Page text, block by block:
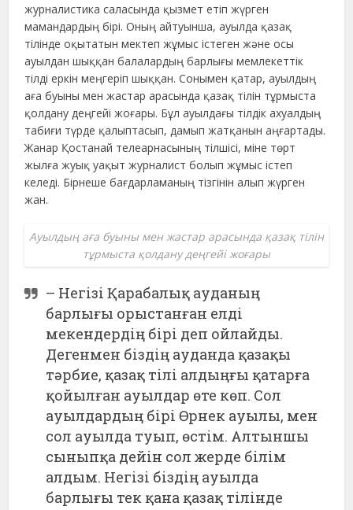
журналистика саласында қызмет етіп жүрген
мамандардың бірі. Оның айтуынша, ауылда қазақ
тілінде оқытатын мектеп жұмыс істеген және осы
ауылдан шыққан балалардың барлығы мемлекеттік
тілді еркін меңгеріп шыққан. Сонымен қатар, ауылдың
аға буыны мен жастар арасында қазақ тілін тұрмыста
қолдану деңгейі жоғары. Бұл ауылдағы тілдік ахуалдың
табиғи түрде қалыптасып, дамып жатқанын аңғартады.
Жанар Қостанай телеарнасының тілшісі, міне төрт
жылға жуық уақыт журналист болып жұмыс істеп
келеді. Бірнеше бағдарламаның тізгінін алып жүрген
жан.
Ауылдың аға буыны мен жастар арасында қазақ тілін
тұрмыста қолдану деңгейі жоғары
– Негізі Қарабалық ауданың
барлығы орыстанған елді
мекендердің бірі деп ойлайды.
Дегенмен біздің ауданда қазақы
тәрбие, қазақ тілі алдыңғы қатарға
қойылған ауылдар өте көп. Сол
ауылдардың бірі Өрнек ауылы, мен
сол ауылда туып, өстім. Алтыншы
сыныпқа дейін сол жерде білім
алдым. Негізі біздің ауылда
барлығы тек қана қазақ тілінде